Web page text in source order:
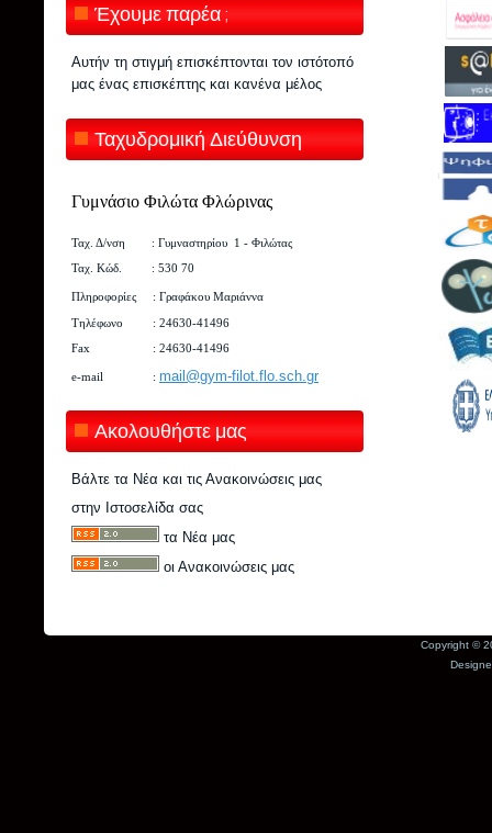
Έχουμε παρέα ;
Αυτήν τη στιγμή επισκέπτονται τον ιστότοπό
μας ένας επισκέπτης και κανένα μέλος
Ταχυδρομική Διεύθυνση
Γυμνάσιο Φιλώτα Φλώρινας
Ταχ. Δ/νση : Γυμναστηρίου 1 - Φιλώτας
Ταχ. Κώδ. : 530 70
Πληροφορίες : Γραφάκου Μαριάννα
Τηλέφωνο : 24630-41496
Fax : 24630-41496
e-mail : mail@gym-filot.flo.sch.gr
Ακολουθήστε μας
Βάλτε τα Νέα και τις Ανακοινώσεις μας
στην Ιστοσελίδα σας
τα Νέα μας
οι Ανακοινώσεις μας
Copyright ©